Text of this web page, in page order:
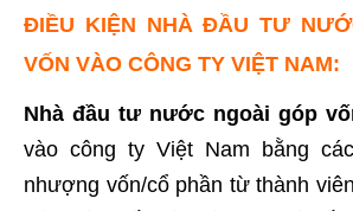
ĐIỀU KIỆN NHÀ ĐẦU TƯ
VỐN VÀO CÔNG TY VIỆT NAM:
Nhà đầu tư nước ngoài góp
vào công ty Việt Nam bằng
nhượng vốn/cổ phần từ thành